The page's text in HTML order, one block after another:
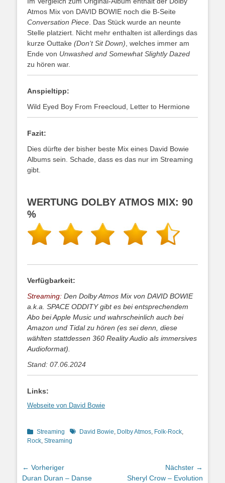
Atmos Mix von DAVID BOWIE noch die B-Seite
Conversation Piece . Das Stück wurde an neunte
Stelle platziert. Nicht mehr enthalten ist allerdings das
kurze Outtake (Don‘t Sit Down) , welches immer am
Ende von Unwashed and Somewhat Slightly Dazed
zu hören war.
Anspieltipp:
Wild Eyed Boy From Freecloud, Letter to Hermione
Fazit:
Dies dürfte der bisher beste Mix eines David Bowie
Albums sein. Schade, dass es das nur im Streaming
gibt.
WERTUNG DOLBY ATMOS MIX: 90
%
Verfügbarkeit:
Streaming: Den Dolby Atmos Mix von DAVID BOWIE
a.k.a. SPACE ODDITY gibt es bei entsprechendem
Abo bei Apple Music und wahrscheinlich auch bei
Amazon und Tidal zu hören (es sei denn, diese
wählten stattdessen 360 Reality Audio als immersives
Audioformat).
Stand: 07.06.2024
Links:
Webseite von David Bowie
Kategorien
Streaming Schlagworte
David Bowie Dolby Atmos Folk-Rock
Rock Streaming
Beitragsnavigation
← Vorheriger
Vorheriger
Duran Duran – Danse
Nächster →
Nächster
Sheryl Crow – Evolution